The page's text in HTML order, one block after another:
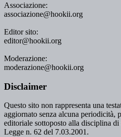
Associazione:
associazione@hookii.org
Editor sito:
editor@hookii.org
Moderazione:
moderazione@hookii.org
Disclaimer
Questo sito non rappresenta una
aggiornato senza alcuna periodicità,
editoriale sottoposto alla disciplina
Legge n. 62 del 7.03.2001.